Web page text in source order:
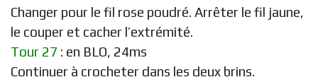
Changer pour le fil rose poudré. Arrêter le fil jaune,
le couper et cacher l’extrémité.
Tour 27 : en BLO, 24ms
Continuer à crocheter dans les deux brins.